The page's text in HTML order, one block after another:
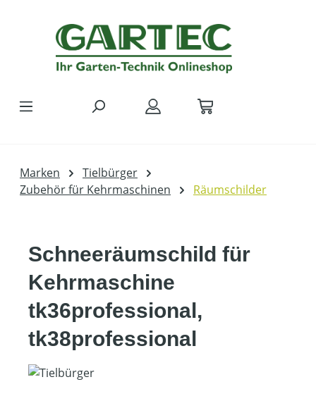
Marken
Tielbürger
Zubehör für Kehrmaschinen
Räumschilder
Schneeräumschild für
Kehrmaschine
tk36professional,
tk38professional